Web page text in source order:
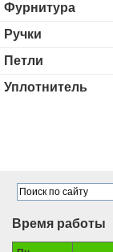
Фурнитура
Ручки
Петли
Уплотнитель
Время работы